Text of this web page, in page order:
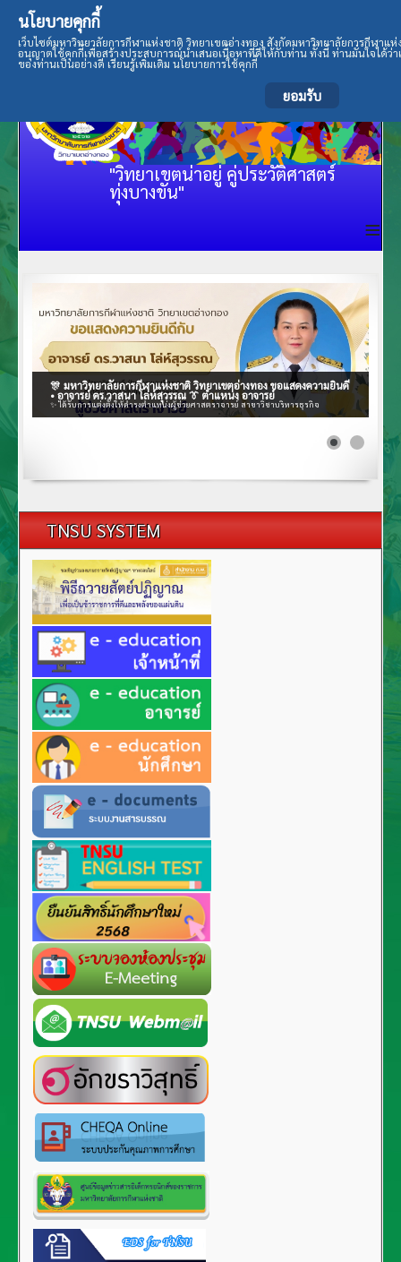
"วิทยาเขตน่าอยู่ คู่ประวัติศาสตร์
ทุ่งบางขัน"
≡
TNSU SYSTEM
นโยบายคุกกี้
เว็บไซต์มหาวิทยาลัยการกีฬาแห่งชาติ วิทยาเขตอ่างทอง สังกัดมหาวิทยาลัยการกีฬาแ
อนุญาตใช้คุกกี้เพื่อสร้างประสบการณ์นำเสนอเนื้อหาที่ดีให้กับท่าน ทั้งนี้ ท่านมั่นใจได้ว่
ของท่านเป็นอย่างดี เรียนรู้เพิ่มเติม นโยบายการใช้คุกกี้
ยอมรับ